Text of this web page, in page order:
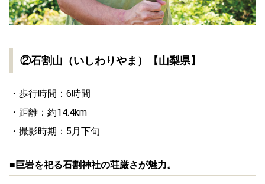
②石割山（いしわりやま）【山梨県】
・歩行時間：6時間
・距離：約14.4km
・撮影時期：5月下旬
■巨岩を祀る石割神社の荘厳さが魅力。